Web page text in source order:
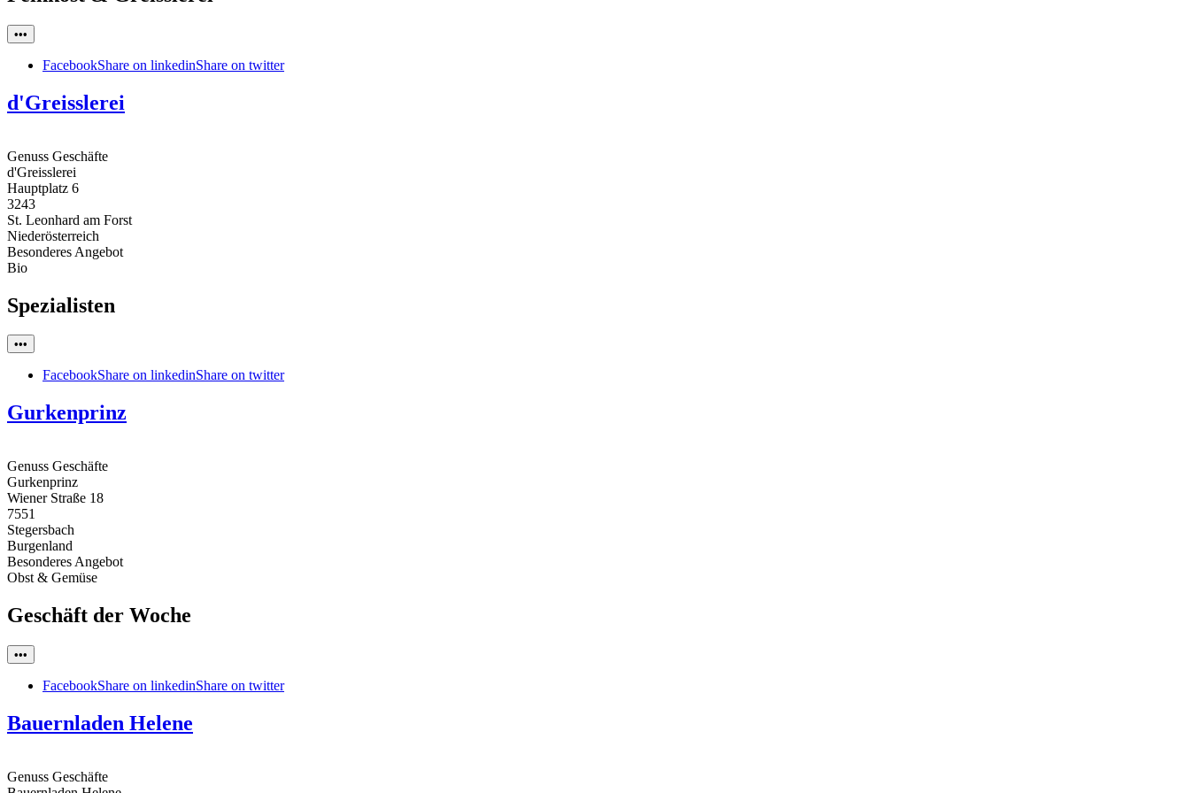
•••
FacebookShare on linkedinShare on twitter
d'Greisslerei
Genuss Geschäfte
d'Greisslerei
Hauptplatz 6
3243
St. Leonhard am Forst
Niederösterreich
Besonderes Angebot
Bio
Spezialisten
•••
FacebookShare on linkedinShare on twitter
Gurkenprinz
Genuss Geschäfte
Gurkenprinz
Wiener Straße 18
7551
Stegersbach
Burgenland
Besonderes Angebot
Obst & Gemüse
Geschäft der Woche
•••
FacebookShare on linkedinShare on twitter
Bauernladen Helene
Genuss Geschäfte